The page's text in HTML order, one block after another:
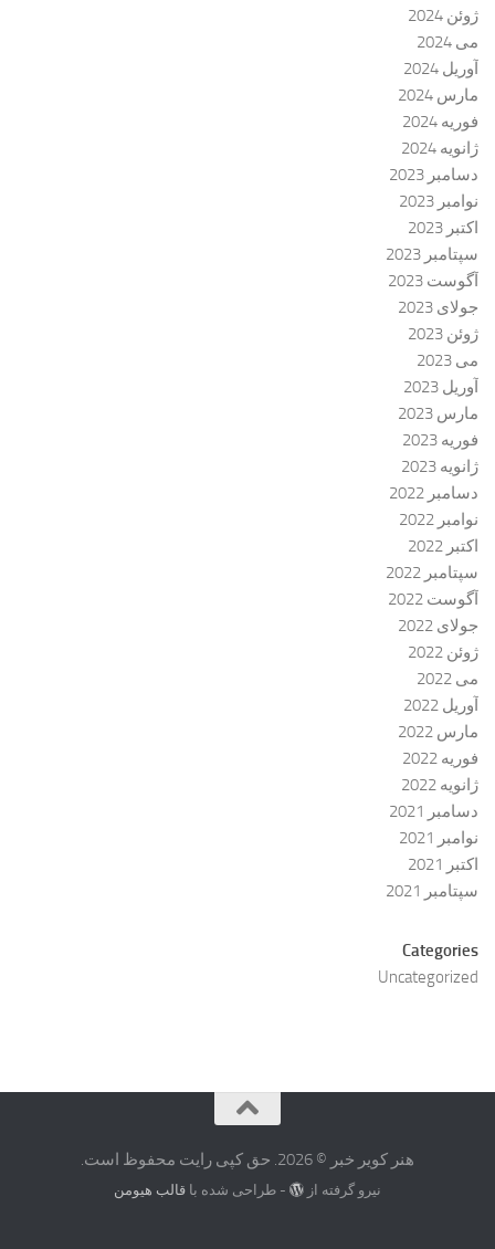
ژوئن 2024
می 2024
آوریل 2024
مارس 2024
فوریه 2024
ژانویه 2024
دسامبر 2023
نوامبر 2023
اکتبر 2023
سپتامبر 2023
آگوست 2023
جولای 2023
ژوئن 2023
می 2023
آوریل 2023
مارس 2023
فوریه 2023
ژانویه 2023
دسامبر 2022
نوامبر 2022
اکتبر 2022
سپتامبر 2022
آگوست 2022
جولای 2022
ژوئن 2022
می 2022
آوریل 2022
مارس 2022
فوریه 2022
ژانویه 2022
دسامبر 2021
نوامبر 2021
اکتبر 2021
سپتامبر 2021
Categories
Uncategorized
هنر کویر خبر © 2026. حق کپی رایت محفوظ است.
نیرو گرفته از - طراحی شده باقالب هیومن